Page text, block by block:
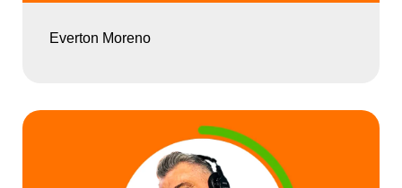
Everton Moreno